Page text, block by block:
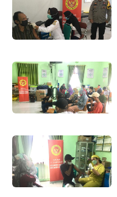
INDEKS
BERITA